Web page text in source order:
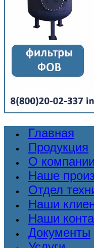
Главная
Продукция
О компании
Наше
Отдел
Наши
Наши
Документы